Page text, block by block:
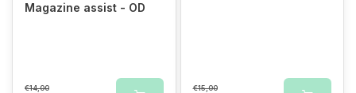
Magazine assist - OD
€14,00 €15,00